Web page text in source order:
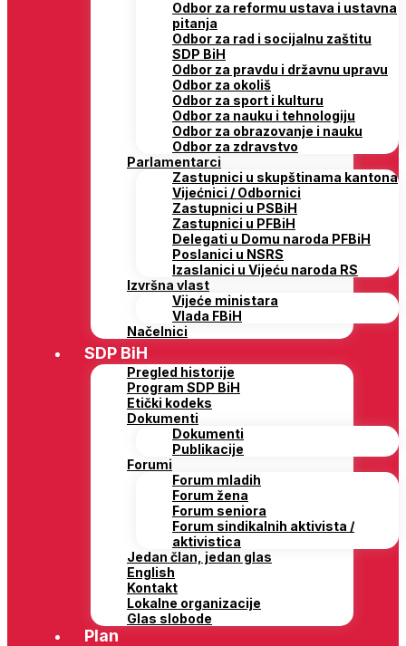
Odbor za reformu ustava i ustavna
pitanja
Odbor za rad i socijalnu zaštitu
SDP BiH
Odbor za pravdu i državnu upravu
Odbor za okoliš
Odbor za sport i kulturu
Odbor za nauku i tehnologiju
Odbor za obrazovanje i nauku
Odbor za zdravstvo
Parlamentarci
Zastupnici u skupštinama kantona
Vijećnici / Odbornici
Zastupnici u PSBiH
Zastupnici u PFBiH
Delegati u Domu naroda PFBiH
Poslanici u NSRS
Izaslanici u Vijeću naroda RS
Izvršna vlast
Vijeće ministara
Vlada FBiH
Načelnici
SDP BiH
Pregled historije
Program SDP BiH
Etički kodeks
Dokumenti
Dokumenti
Publikacije
Forumi
Forum mladih
Forum žena
Forum seniora
Forum sindikalnih aktivista /
aktivistica
Jedan član, jedan glas
English
Kontakt
Lokalne organizacije
Glas slobode
Plan